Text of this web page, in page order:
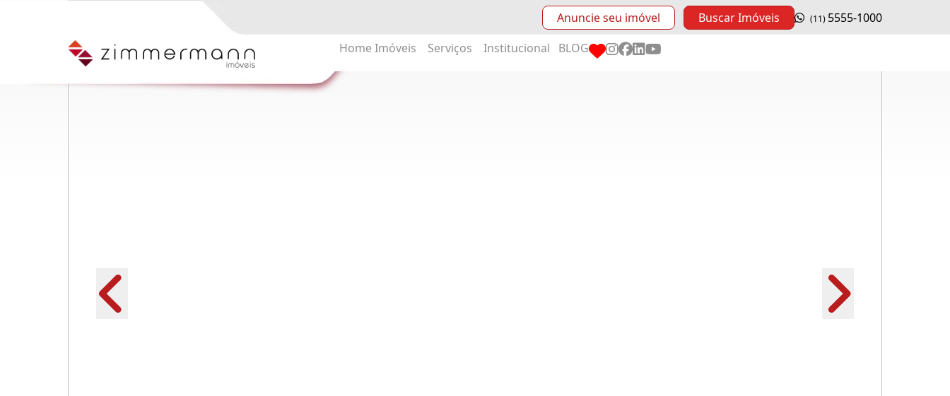
Anuncie seu imóvel Buscar Imóveis (11) 5555-1000
Home Imóveis Serviços Institucional BLOG